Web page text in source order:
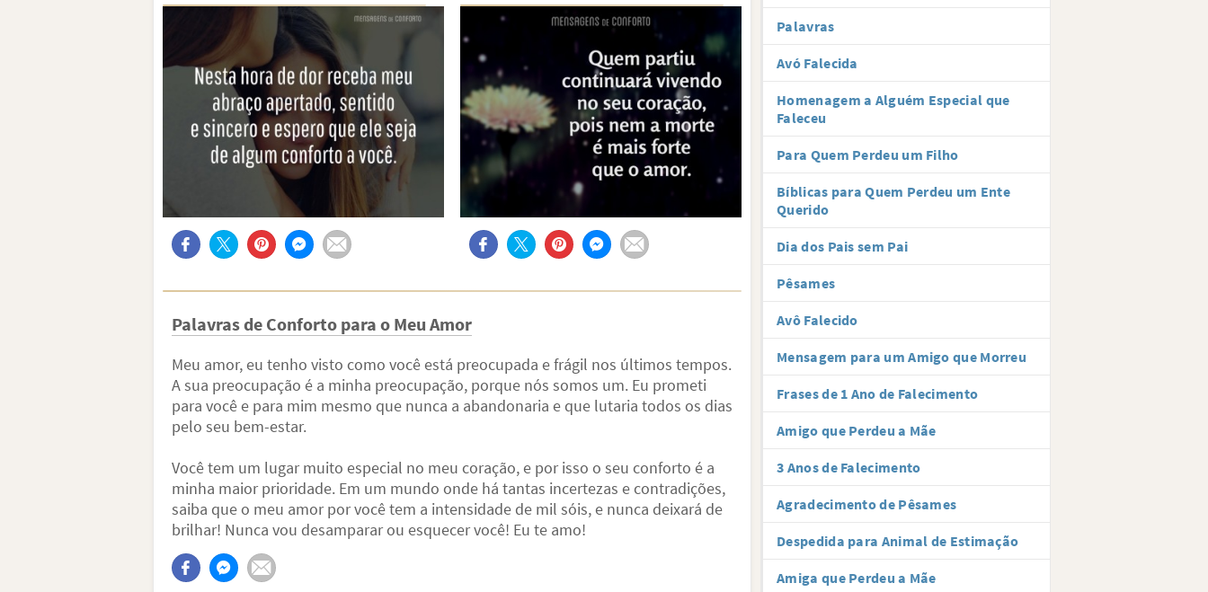
Palavras de Conforto para o Meu Amor
Meu amor, eu tenho visto como você está preocupada e frágil nos últimos tempos.
A sua preocupação é a minha preocupação, porque nós somos um. Eu prometi
para você e para mim mesmo que nunca a abandonaria e que lutaria todos os dias
pelo seu bem-estar.
Você tem um lugar muito especial no meu coração, e por isso o seu conforto é a
minha maior prioridade. Em um mundo onde há tantas incertezas e contradições,
saiba que o meu amor por você tem a intensidade de mil sóis, e nunca deixará de
brilhar! Nunca vou desamparar ou esquecer você! Eu te amo!
Palavras
Avó Falecida
Homenagem a Alguém Especial que
Faleceu
Para Quem Perdeu um Filho
Bíblicas para Quem Perdeu um Ente
Querido
Dia dos Pais sem Pai
Pêsames
Avô Falecido
Mensagem para um Amigo que Morreu
Frases de 1 Ano de Falecimento
Amigo que Perdeu a Mãe
3 Anos de Falecimento
Agradecimento de Pêsames
Despedida para Animal de Estimação
Amiga que Perdeu a Mãe